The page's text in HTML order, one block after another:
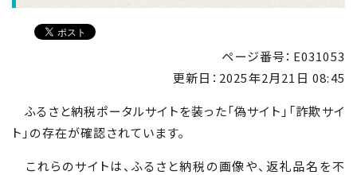
ページ番号：E031053
更新日： 2025年2月21日 08:45
ふるさと納税ポータルサイトを装った「偽サイト」「詐欺サイ
ト」の存在が確認されています。
これらのサイトは、ふるさと納税の画像や、返礼品名を不